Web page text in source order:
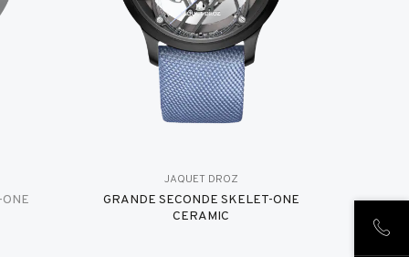
JAQUET DROZ
GRANDE SECONDE SKELET-ONE
CERAMIC